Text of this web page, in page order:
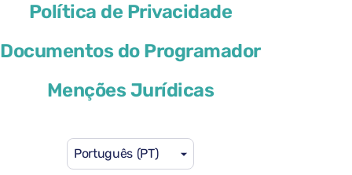
Política de Privacidade
Documentos do Programador
Menções Jurídicas
Português (PT)
DS 4
ou similar